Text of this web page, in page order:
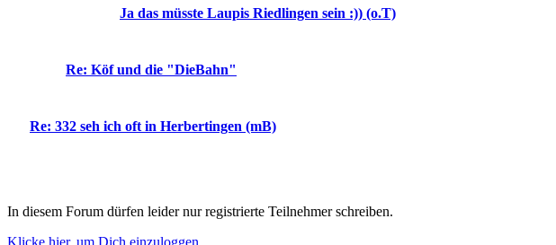
Ja das müsste Laupis Riedlingen sein :)) (o.T)
Re: Köf und die "DieBahn"
Re: 332 seh ich oft in Herbertingen (mB)
In diesem Forum dürfen leider nur registrierte Teilnehmer schreiben.
Klicke hier, um Dich einzuloggen